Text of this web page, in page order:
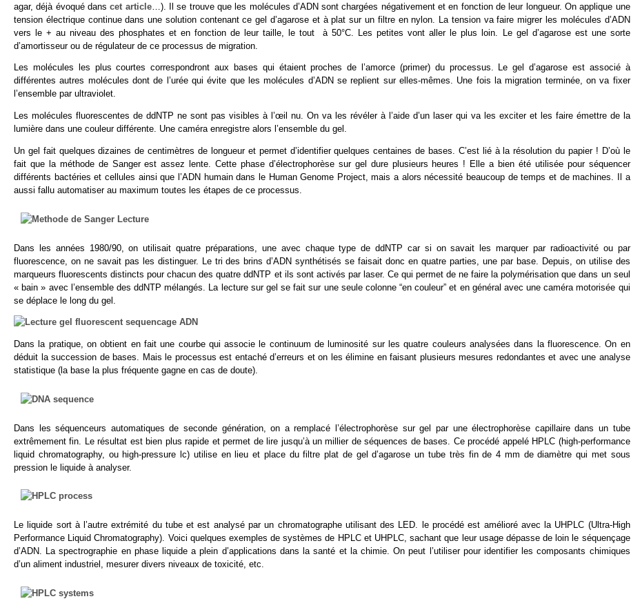
agar, déjà évoqué danscet article…). Il se trouve que les molécules d’ADN sont chargées négativement et en fonction de leur longueur. On applique une
tension électrique continue dans une solution contenant ce gel d’agarose et à plat sur un filtre en nylon. La tension va faire migrer les molécules d’ADN
vers le + au niveau des phosphates et en fonction de leur taille, le tout à 50°C. Les petites vont aller le plus loin. Le gel d’agarose est une sorte
d’amortisseur ou de régulateur de ce processus de migration.
Les molécules les plus courtes correspondront aux bases qui étaient proches de l’amorce (primer) du processus. Le gel d’agarose est associé à
différentes autres molécules dont de l’urée qui évite que les molécules d’ADN se replient sur elles-mêmes. Une fois la migration terminée, on va fixer
l’ensemble par ultraviolet.
Les molécules fluorescentes de ddNTP ne sont pas visibles à l’œil nu. On va les révéler à l’aide d’un laser qui va les exciter et les faire émettre de la
lumière dans une couleur différente. Une caméra enregistre alors l’ensemble du gel.
Un gel fait quelques dizaines de centimètres de longueur et permet d’identifier quelques centaines de bases. C’est lié à la résolution du papier ! D’où le
fait que la méthode de Sanger est assez lente. Cette phase d’électrophorèse sur gel dure plusieurs heures ! Elle a bien été utilisée pour séquencer
différents bactéries et cellules ainsi que l’ADN humain dans le Human Genome Project, mais a alors nécessité beaucoup de temps et de machines. Il a
aussi fallu automatiser au maximum toutes les étapes de ce processus.
Dans les années 1980/90, on utilisait quatre préparations, une avec chaque type de ddNTP car si on savait les marquer par radioactivité ou par
fluorescence, on ne savait pas les distinguer. Le tri des brins d’ADN synthétisés se faisait donc en quatre parties, une par base. Depuis, on utilise des
marqueurs fluorescents distincts pour chacun des quatre ddNTP et ils sont activés par laser. Ce qui permet de ne faire la polymérisation que dans un seul
« bain » avec l’ensemble des ddNTP mélangés. La lecture sur gel se fait sur une seule colonne “en couleur” et en général avec une caméra motorisée qui
se déplace le long du gel.
Dans la pratique, on obtient en fait une courbe qui associe le continuum de luminosité sur les quatre couleurs analysées dans la fluorescence. On en
déduit la succession de bases. Mais le processus est entaché d’erreurs et on les élimine en faisant plusieurs mesures redondantes et avec une analyse
statistique (la base la plus fréquente gagne en cas de doute).
Dans les séquenceurs automatiques de seconde génération, on a remplacé l’électrophorèse sur gel par une électrophorèse capillaire dans un tube
extrêmement fin. Le résultat est bien plus rapide et permet de lire jusqu’à un millier de séquences de bases. Ce procédé appelé HPLC (high-performance
liquid chromatography, ou high-pressure lc) utilise en lieu et place du filtre plat de gel d’agarose un tube très fin de 4 mm de diamètre qui met sous
pression le liquide à analyser.
Le liquide sort à l’autre extrémité du tube et est analysé par un chromatographe utilisant des LED. le procédé est amélioré avec la UHPLC (Ultra-High
Performance Liquid Chromatography). Voici quelques exemples de systèmes de HPLC et UHPLC, sachant que leur usage dépasse de loin le séquençage
d’ADN. La spectrographie en phase liquide a plein d’applications dans la santé et la chimie. On peut l’utiliser pour identifier les composants chimiques
d’un aliment industriel, mesurer divers niveaux de toxicité, etc.